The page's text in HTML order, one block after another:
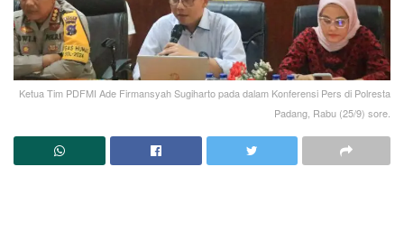
Ketua Tim PDFMI Ade Firmansyah Sugiharto pada dalam Konferensi Pers di Polresta
Padang, Rabu (25/9) sore.